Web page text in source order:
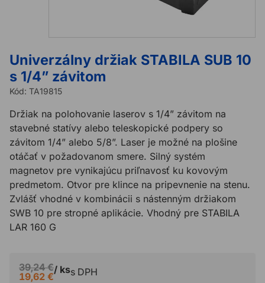
Univerzálny držiak STABILA SUB 10
s 1/4” závitom
Kód: TA19815
Držiak na polohovanie laserov s 1/4” závitom na
stavebné statívy alebo teleskopické podpery so
závitom 1/4” alebo 5/8”. Laser je možné na plošine
otáčať v požadovanom smere. Silný systém
magnetov pre vynikajúcu priľnavosť ku kovovým
predmetom. Otvor pre klince na pripevnenie na stenu.
Zvlášť vhodné v kombinácii s nástenným držiakom
SWB 10 pre stropné aplikácie. Vhodný pre STABILA
LAR 160 G
39,24 €
19,62 €
/ kss DPH